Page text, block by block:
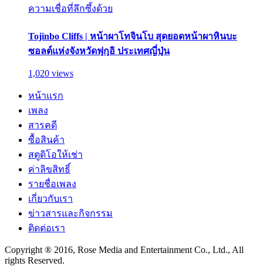
ความเชื่อที่ลึกซึ้งด้วย
Tojinbo Cliffs | หน้าผาโทจินโบ สุดยอดหน้าผาหินบะ
ซอลต์แห่งจังหวัดฟุกุอิ ประเทศญี่ปุ่น
1,020 views
หน้าแรก
เพลง
สารคดี
ซื้อสินค้า
สตูดิโอให้เช่า
ค่าลิขสิทธิ์
รายชื่อเพลง
เกี่ยวกับเรา
ข่าวสารและกิจกรรม
ติดต่อเรา
Copyright ® 2016, Rose Media and Entertainment Co., Ltd., All
rights Reserved.